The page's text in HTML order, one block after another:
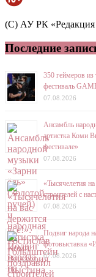
(C) АУ РК «Редакция
Последние
350 геймеров
фестиваль
07.08.2026
Ансамбль
артистка Коми
фестивале»
07.08.2026
«Тысячелетия
строителей с
07.08.2026
Подвиг народа
фотовыставка
07.08.2026